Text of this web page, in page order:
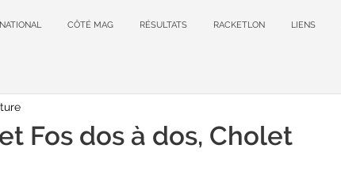
NATIONAL CÔTÉ MAG RÉSULTATS RACKETLON LIENS
Fos dos à dos, Cholet